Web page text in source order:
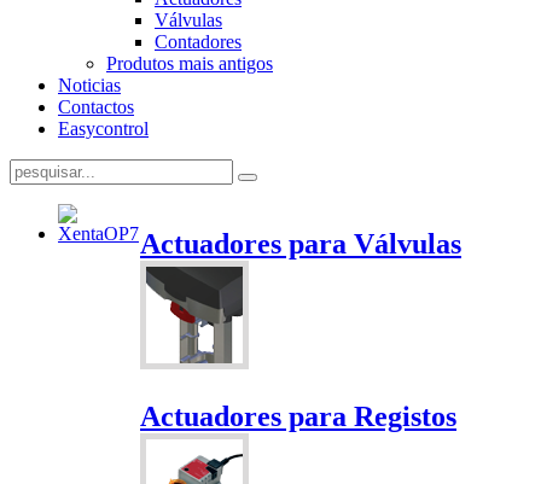
Válvulas
Contadores
Produtos mais antigos
Noticias
Contactos
Easycontrol
Actuadores para Válvulas
Actuadores para Registos